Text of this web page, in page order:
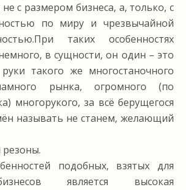
с размером бизнеса, а, только, с
по миру и чрезвычайной
таких особенностях
в сущности, он один – это
такого же многостаночного
рынка, огромного (по
многорукого, за всё берущегося
называть не станем, желающий
резоны.
подобных, взятых для
является высокая